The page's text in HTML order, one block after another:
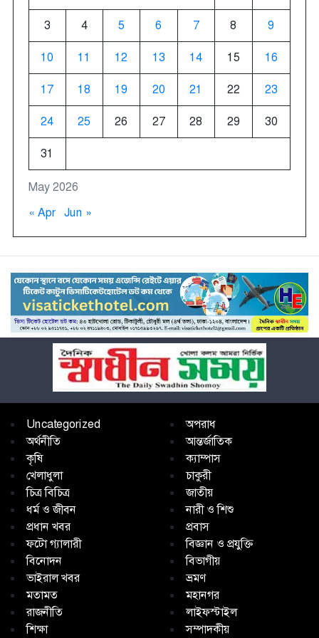
May 2026
3 4 5 6 7 8 9
10 11 12 13 14 15 16
17 18 19 20 21 22 23
24 25 26 27 28 29 30
31
« Apr Jun »
Uncategorized
অপরাধ
অর্থনীতি
আন্তর্জাতিক
কৃষি
ক্যাম্পাস
খেলাধুলা
চাকুরী
চিত্র বিচিত্র
জাতীয়
ধর্ম ও জীবন
নারী ও শিশু
প্রধান খবর
প্রবাস
ফটো গ্যালারী
বিজ্ঞান ও প্রযুক্তি
বিনোদন
বিভাগীয়
ভাইরাল খবর
ভ্রমণ
মতামত
মহানগর
রাজনীতি
লাইফস্টাইল
শিক্ষা
সম্পাদকীয়